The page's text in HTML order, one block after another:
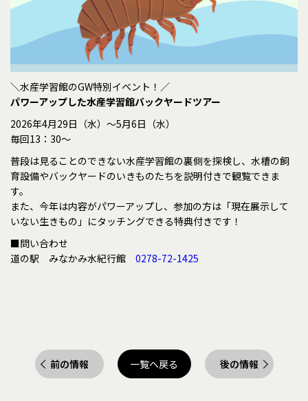
＼水産学習館のGW特別イベント！／
パワーアップした水産学習館バックヤードツアー
2026年4月29日（水）～5月6日（水）
毎回13：30～
普段は見ることのできない水産学習館の裏側を探検し、水槽の飼
育設備やバックヤードのいきものたちを説明付きで観覧できま
す。
また、今年は内容がパワーアップし、参加の方は「現在展示して
いない生きもの」にタッチングできる特典付きです！
■問い合わせ
道の駅 みなかみ水紀行館 0278-72-1425
前の情報 一覧へ戻る 後の情報